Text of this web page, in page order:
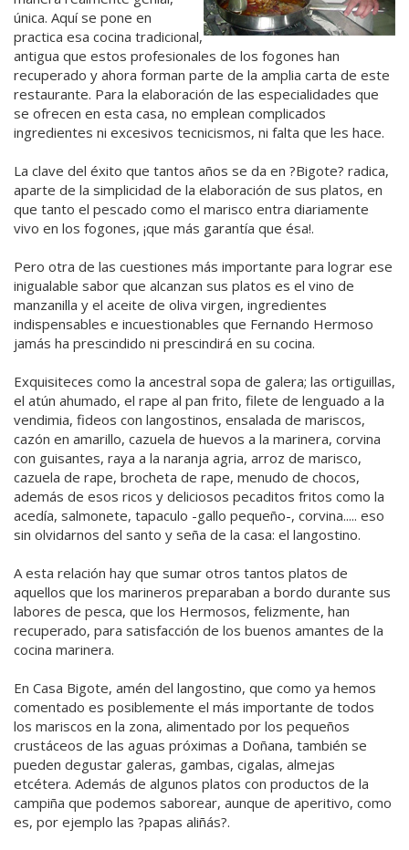
única. Aquí se pone en
practica esa cocina tradicional,
antigua que estos profesionales de los fogones han
recuperado y ahora forman parte de la amplia carta de este
restaurante. Para la elaboración de las especialidades que
se ofrecen en esta casa, no emplean complicados
ingredientes ni excesivos tecnicismos, ni falta que les hace.
La clave del éxito que tantos años se da en ?Bigote? radica,
aparte de la simplicidad de la elaboración de sus platos, en
que tanto el pescado como el marisco entra diariamente
vivo en los fogones, ¡que más garantía que ésa!.
Pero otra de las cuestiones más importante para lograr ese
inigualable sabor que alcanzan sus platos es el vino de
manzanilla y el aceite de oliva virgen, ingredientes
indispensables e incuestionables que Fernando Hermoso
jamás ha prescindido ni prescindirá en su cocina.
Exquisiteces como la ancestral sopa de galera; las ortiguillas,
el atún ahumado, el rape al pan frito, filete de lenguado a la
vendimia, fideos con langostinos, ensalada de mariscos,
cazón en amarillo, cazuela de huevos a la marinera, corvina
con guisantes, raya a la naranja agria, arroz de marisco,
cazuela de rape, brocheta de rape, menudo de chocos,
además de esos ricos y deliciosos pecaditos fritos como la
acedía, salmonete, tapaculo -gallo pequeño-, corvina..... eso
sin olvidarnos del santo y seña de la casa: el langostino.
A esta relación hay que sumar otros tantos platos de
aquellos que los marineros preparaban a bordo durante sus
labores de pesca, que los Hermosos, felizmente, han
recuperado, para satisfacción de los buenos amantes de la
cocina marinera.
En Casa Bigote, amén del langostino, que como ya hemos
comentado es posiblemente el más importante de todos
los mariscos en la zona, alimentado por los pequeños
crustáceos de las aguas próximas a Doñana, también se
pueden degustar galeras, gambas, cigalas, almejas
etcétera. Además de algunos platos con productos de la
campiña que podemos saborear, aunque de aperitivo, como
es, por ejemplo las ?papas aliñás?.